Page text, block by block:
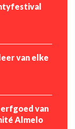
van elke
van
Almelo